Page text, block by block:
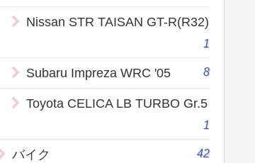
Nissan STR TAISAN GT-R(R32)
1
Subaru Impreza WRC '05 8
Toyota CELICA LB TURBO Gr.5
1
バイク 42